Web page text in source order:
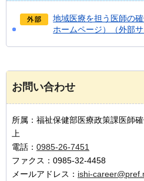
地域医療を担う医師の
ホームページ）（外部サ
お問い合わせ
所属：福祉保健部医療政策課医師
上
電話： 0985-26-7451
ファクス：0985-32-4458
メールアドレス： ishi-